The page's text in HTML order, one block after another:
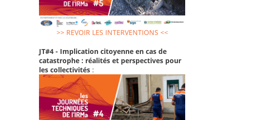
>> REVOIR LES INTERVENTIONS <<
JT#4 - Implication citoyenne en cas de
catastrophe : réalités et perspectives pour
les collectivités :